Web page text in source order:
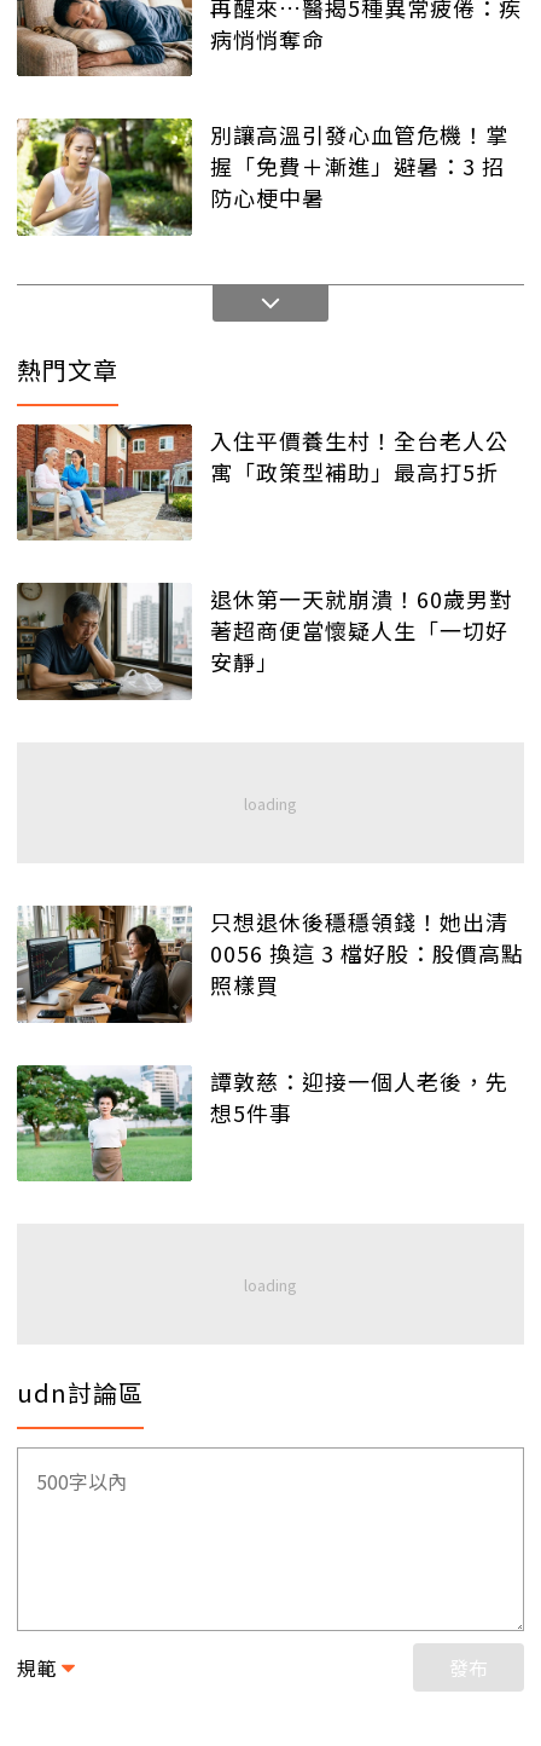
再醒來…醫揭5種異常疲倦：疾
病悄悄奪命
別讓高溫引發心血管危機！掌
握「免費＋漸進」避暑：3 招
防心梗中暑
熱門文章
入住平價養生村！全台老人公
寓「政策型補助」最高打5折
退休第一天就崩潰！60歲男對
著超商便當懷疑人生「一切好
安靜」
只想退休後穩穩領錢！她出清
0056 換這 3 檔好股：股價高點
照樣買
譚敦慈：迎接一個人老後，先
想5件事
udn討論區
規範 發布